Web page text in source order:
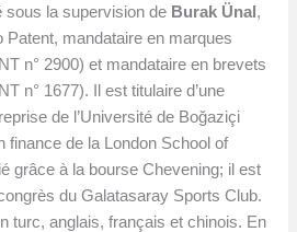
sous la supervision de Burak Ünal,
Patent, mandataire en marques
n° 2900) et mandataire en brevets
n° 1677). Il est titulaire d’une
de l’Université de Boğaziçi
finance de la London School of
grâce à la bourse Chevening; il est
du Galatasaray Sports Club.
turc, anglais, français et chinois. En